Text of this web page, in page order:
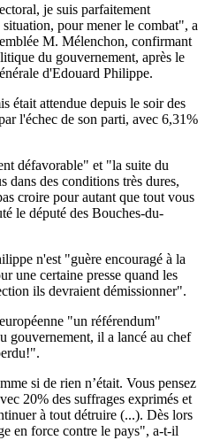
je suis parfaitement
pour mener le combat", a
M. Mélenchon, confirmant
du gouvernement, après le
d'Edouard Philippe.
était attendue depuis le soir des
l'échec de son parti, avec 6,31%
défavorable" et "la suite du
dans des conditions très dures,
croire pour autant que tout vous
le député des Bouches-du-
n'est "guère encouragé à la
une certaine presse quand les
ils devraient démissionner".
"un référendum"
gouvernement, il a lancé au chef
si de rien n’était. Vous pensez
20% des suffrages exprimés et
à tout détruire (...). Dès lors
en force contre le pays", a-t-il